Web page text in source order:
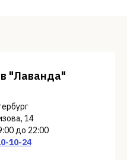
"Лаванда"
14
до 22:00
10-24